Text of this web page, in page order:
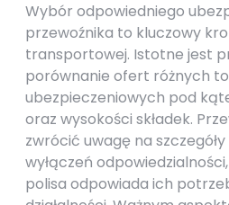
Wybór odpowiedniego
przewoźnika to kluczowy
transportowej. Istotne jest
porównanie ofert różnych
ubezpieczeniowych pod
oraz wysokości składek.
zwrócić uwagę na
wyłączeń
polisa odpowiada ich